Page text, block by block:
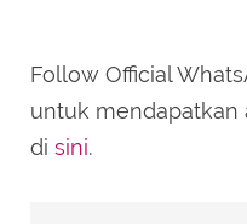
Follow Official
untuk mendapatkan
di sini.